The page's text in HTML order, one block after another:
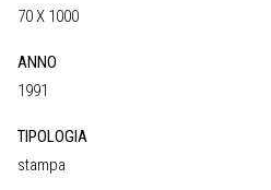
70 X 1000
ANNO
1991
TIPOLOGIA
stampa